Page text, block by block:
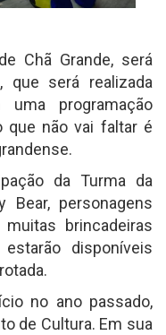
Chã Grande, será
que será realizada
programação
que não vai faltar é
da Turma da
Bear, personagens
brincadeiras
disponíveis
no ano passado,
de Cultura. Em sua